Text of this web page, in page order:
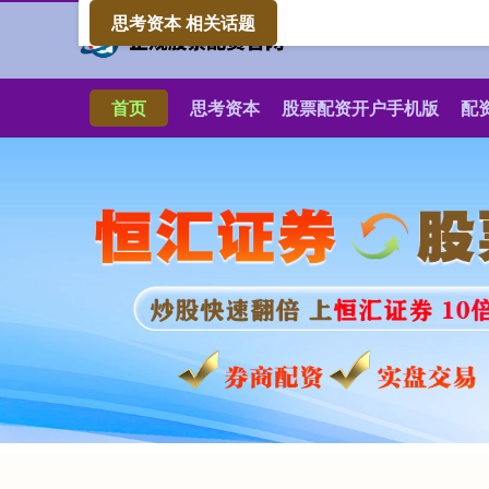
首页 思考资本 股票配资开户手机版 配
思考资本 相关话题